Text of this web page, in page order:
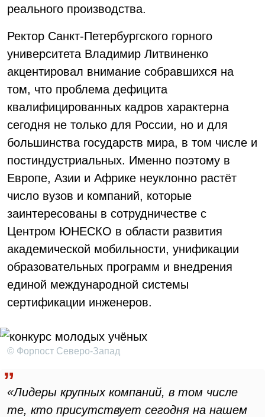
реального производства.
Ректор Санкт-Петербургского горного
университета Владимир Литвиненко
акцентировал внимание собравшихся на
том, что проблема дефицита
квалифицированных кадров характерна
сегодня не только для России, но и для
большинства государств мира, в том числе и
постиндустриальных. Именно поэтому в
Европе, Азии и Африке неуклонно растёт
число вузов и компаний, которые
заинтересованы в сотрудничестве с
Центром ЮНЕСКО в области развития
академической мобильности, унификации
образовательных программ и внедрения
единой международной системы
сертификации инженеров.
© Форпост Северо-Запад
«Лидеры крупных компаний, в том числе
те, кто присутствует сегодня на нашем